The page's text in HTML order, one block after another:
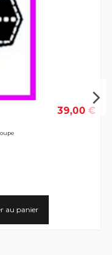
39,00 €
au panier